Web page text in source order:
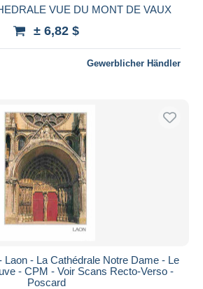
VUE DU MONT DE VAUX
± 6,82 $
Gewerblicher Händler
Laon - La Cathédrale Notre Dame - Le
- CPM - Voir Scans Recto-Verso -
Poscard